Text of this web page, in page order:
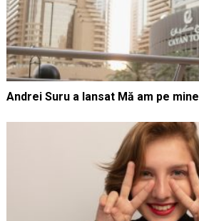
Andrei Suru a lansat Mă am pe mine